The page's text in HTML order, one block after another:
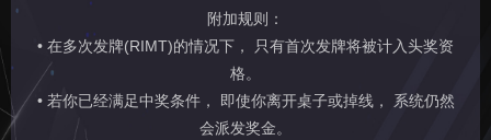
附加规则：
• 在多次发牌(RIMT)的情况下， 只有首次发牌将被计入头奖资
格。
• 若你已经满足中奖条件， 即使你离开桌子或掉线， 系统仍然
会派发奖金。